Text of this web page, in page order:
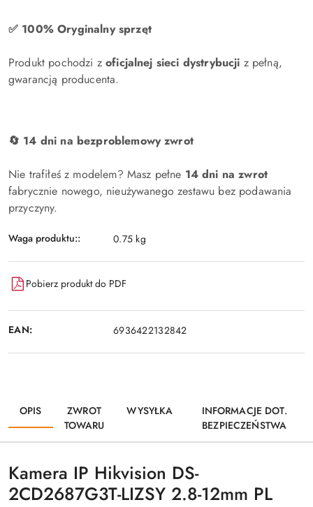
✅ 100% Oryginalny sprzęt
Produkt pochodzi zoficjalnej sieci dystrybucji z pełną,
gwarancją producenta.
🔄 14 dni na bezproblemowy zwrot
Nie trafiłeś z modelem? Masz pełne 14 dni na zwrot
fabrycznie nowego, nieużywanego zestawu bez podawania
przyczyny.
Waga produktu:: 0.75 kg
Pobierz produkt do PDF
EAN: 6936422132842
OPIS
ZWROT
TOWARU
WYSYŁKA
INFORMACJE DOT.
BEZPIECZEŃSTWA
Kamera IP Hikvision DS-
2CD2687G3T-LIZSY 2.8-12mm PL